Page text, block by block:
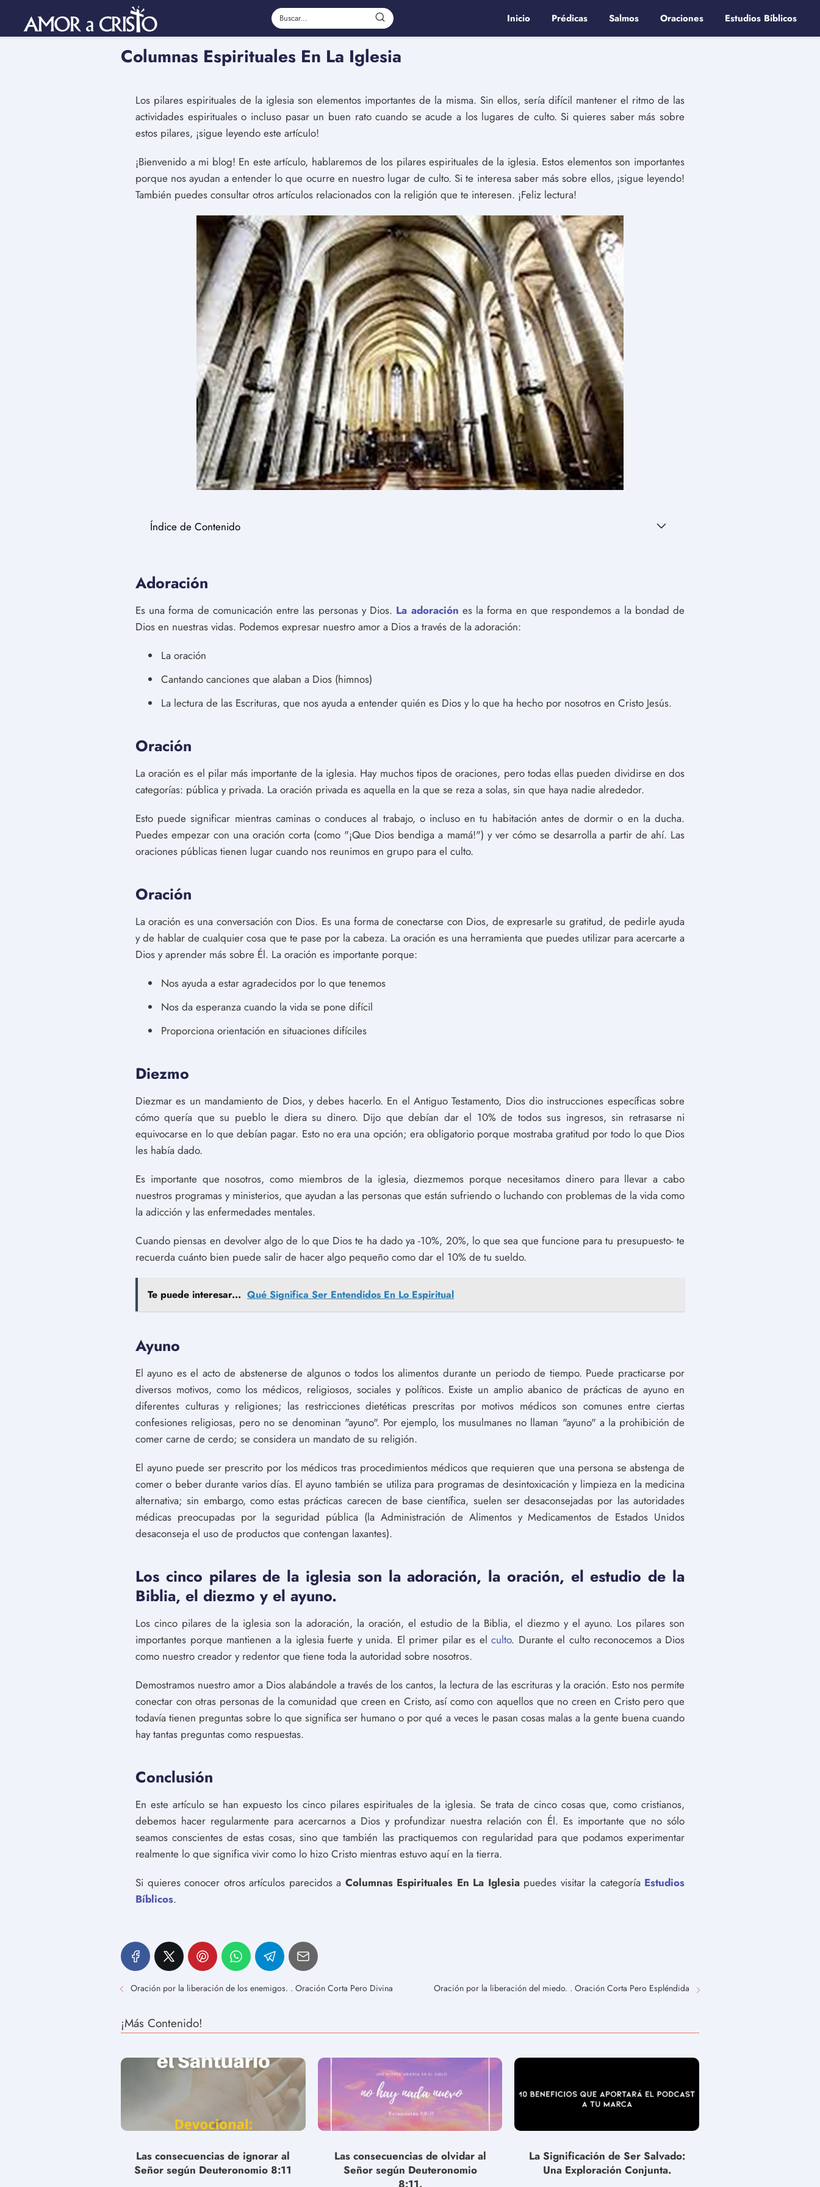
Inicio Prédicas Salmos Oraciones Estudios Bíblicos
Columnas Espirituales En La Iglesia
Los pilares espirituales de la iglesia son elementos importantes de la misma. Sin ellos, sería difícil mantener el ritmo de las
actividades espirituales o incluso pasar un buen rato cuando se acude a los lugares de culto. Si quieres saber más sobre
estos pilares, ¡sigue leyendo este artículo!
¡Bienvenido a mi blog! En este artículo, hablaremos de los pilares espirituales de la iglesia. Estos elementos son importantes
porque nos ayudan a entender lo que ocurre en nuestro lugar de culto. Si te interesa saber más sobre ellos, ¡sigue leyendo!
También puedes consultar otros artículos relacionados con la religión que te interesen. ¡Feliz lectura!
Índice de Contenido
Adoración
Es una forma de comunicación entre las personas y Dios. La adoración es la forma en que respondemos a la bondad de
Dios en nuestras vidas. Podemos expresar nuestro amor a Dios a través de la adoración:
La oración
Cantando canciones que alaban a Dios (himnos)
La lectura de las Escrituras, que nos ayuda a entender quién es Dios y lo que ha hecho por nosotros en Cristo Jesús.
Oración
La oración es el pilar más importante de la iglesia. Hay muchos tipos de oraciones, pero todas ellas pueden dividirse en dos
categorías: pública y privada. La oración privada es aquella en la que se reza a solas, sin que haya nadie alrededor.
Esto puede significar mientras caminas o conduces al trabajo, o incluso en tu habitación antes de dormir o en la ducha.
Puedes empezar con una oración corta (como "¡Que Dios bendiga a mamá!") y ver cómo se desarrolla a partir de ahí. Las
oraciones públicas tienen lugar cuando nos reunimos en grupo para el culto.
Oración
La oración es una conversación con Dios. Es una forma de conectarse con Dios, de expresarle su gratitud, de pedirle ayuda
y de hablar de cualquier cosa que te pase por la cabeza. La oración es una herramienta que puedes utilizar para acercarte a
Dios y aprender más sobre Él. La oración es importante porque:
Nos ayuda a estar agradecidos por lo que tenemos
Nos da esperanza cuando la vida se pone difícil
Proporciona orientación en situaciones difíciles
Diezmo
Diezmar es un mandamiento de Dios, y debes hacerlo. En el Antiguo Testamento, Dios dio instrucciones específicas sobre
cómo quería que su pueblo le diera su dinero. Dijo que debían dar el 10% de todos sus ingresos, sin retrasarse ni
equivocarse en lo que debían pagar. Esto no era una opción; era obligatorio porque mostraba gratitud por todo lo que Dios
les había dado.
Es importante que nosotros, como miembros de la iglesia, diezmemos porque necesitamos dinero para llevar a cabo
nuestros programas y ministerios, que ayudan a las personas que están sufriendo o luchando con problemas de la vida como
la adicción y las enfermedades mentales.
Cuando piensas en devolver algo de lo que Dios te ha dado ya -10%, 20%, lo que sea que funcione para tu presupuesto- te
recuerda cuánto bien puede salir de hacer algo pequeño como dar el 10% de tu sueldo.
Te puede interesar... Qué Significa Ser Entendidos En Lo Espiritual
Ayuno
El ayuno es el acto de abstenerse de algunos o todos los alimentos durante un periodo de tiempo. Puede practicarse por
diversos motivos, como los médicos, religiosos, sociales y políticos. Existe un amplio abanico de prácticas de ayuno en
diferentes culturas y religiones; las restricciones dietéticas prescritas por motivos médicos son comunes entre ciertas
confesiones religiosas, pero no se denominan "ayuno". Por ejemplo, los musulmanes no llaman "ayuno" a la prohibición de
comer carne de cerdo; se considera un mandato de su religión.
El ayuno puede ser prescrito por los médicos tras procedimientos médicos que requieren que una persona se abstenga de
comer o beber durante varios días. El ayuno también se utiliza para programas de desintoxicación y limpieza en la medicina
alternativa; sin embargo, como estas prácticas carecen de base científica, suelen ser desaconsejadas por las autoridades
médicas preocupadas por la seguridad pública (la Administración de Alimentos y Medicamentos de Estados Unidos
desaconseja el uso de productos que contengan laxantes).
Los cinco pilares de la iglesia son la adoración, la oración, el estudio de la
Biblia, el diezmo y el ayuno.
Los cinco pilares de la iglesia son la adoración, la oración, el estudio de la Biblia, el diezmo y el ayuno. Los pilares son
importantes porque mantienen a la iglesia fuerte y unida. El primer pilar es el culto. Durante el culto reconocemos a Dios
como nuestro creador y redentor que tiene toda la autoridad sobre nosotros.
Demostramos nuestro amor a Dios alabándole a través de los cantos, la lectura de las escrituras y la oración. Esto nos permite
conectar con otras personas de la comunidad que creen en Cristo, así como con aquellos que no creen en Cristo pero que
todavía tienen preguntas sobre lo que significa ser humano o por qué a veces le pasan cosas malas a la gente buena cuando
hay tantas preguntas como respuestas.
Conclusión
En este artículo se han expuesto los cinco pilares espirituales de la iglesia. Se trata de cinco cosas que, como cristianos,
debemos hacer regularmente para acercarnos a Dios y profundizar nuestra relación con Él. Es importante que no sólo
seamos conscientes de estas cosas, sino que también las practiquemos con regularidad para que podamos experimentar
realmente lo que significa vivir como lo hizo Cristo mientras estuvo aquí en la tierra.
Si quieres conocer otros artículos parecidos a Columnas Espirituales En La Iglesiapuedes visitar la categoría Estudios
Bíblicos.
Oración por la liberación de los enemigos. . Oración Corta Pero Divina Oración por la liberación del miedo. . Oración Corta Pero Espléndida
¡Más Contenido!
Las consecuencias de ignorar al
Señor según Deuteronomio 8:11
Las consecuencias de olvidar al
Señor según Deuteronomio
8:11.
La Significación de Ser Salvado:
Una Exploración Conjunta.